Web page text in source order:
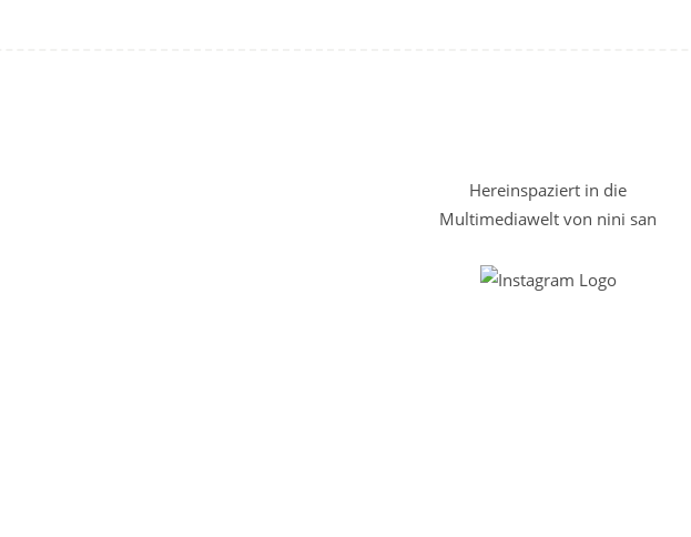
Hereinspaziert in die
Multimediawelt von nini san